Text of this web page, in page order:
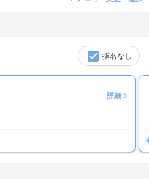
指名なし
詳細